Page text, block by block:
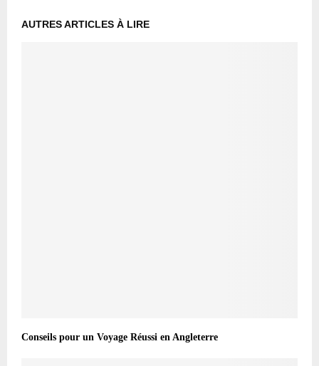
AUTRES ARTICLES À LIRE
Conseils pour un Voyage Réussi en Angleterre